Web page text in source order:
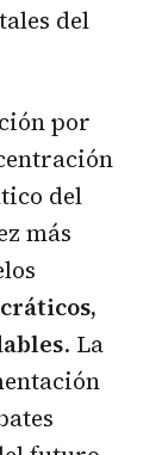
del
por
del
más
. La